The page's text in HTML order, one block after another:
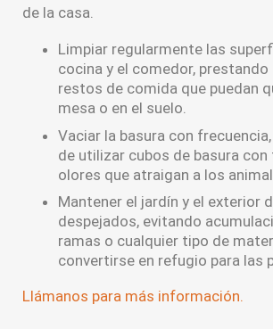
de la casa.
Limpiar regularmente las
cocina y el comedor,
restos de comida que puedan
mesa o en el suelo.
Vaciar la basura con
de utilizar cubos de basura con
olores que atraigan a los
Mantener el jardín y el exterior
despejados, evitando
ramas o cualquier tipo de
convertirse en refugio para las
Llámanos para más información.